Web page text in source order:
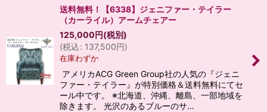
送料無料！【6338】ジェニファー・テイラー
（カーライル）アームチェアー
125,000円(税別)
(税込: 137,500円)
在庫わずか
アメリカACG Green Group社の人気の『ジェニ
ファー・テイラー』が特別価格＆送料無料にてセ
ール中です。 ※北海道、沖縄、離島、一部地域を
除きます。 光沢のあるブルーのサ…